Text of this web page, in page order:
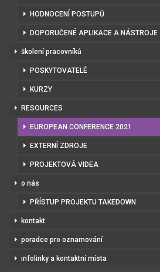
HODNOCENÍ POSTUPŮ
DOPORUČENÉ APLIKACE A NÁSTROJE
školení pracovníků
POSKYTOVATELÉ
KURZY
RESOURCES
EUROPEAN CONFERENCE 2021
EXTERNÍ ZDROJE
PROJEKTOVÁ VIDEA
o nás
PŘÍSTUP PROJEKTU TAKEDOWN
kontakt
poradce pro oznamování
infolinky a kontaktní místa